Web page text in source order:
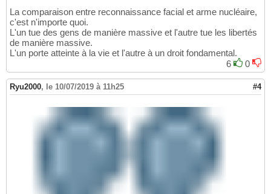
La comparaison entre reconnaissance facial et arme nucléaire,
c'est n'importe quoi.
L'un tue des gens de manière massive et l'autre tue les libertés
de manière massive.
L'un porte atteinte à la vie et l'autre à un droit fondamental.
6
0
Ryu2000, le 10/07/2019 à 11h25 #4